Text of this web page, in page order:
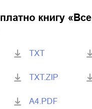
книгу « Все
TXT
TXT.ZIP
A4.PDF